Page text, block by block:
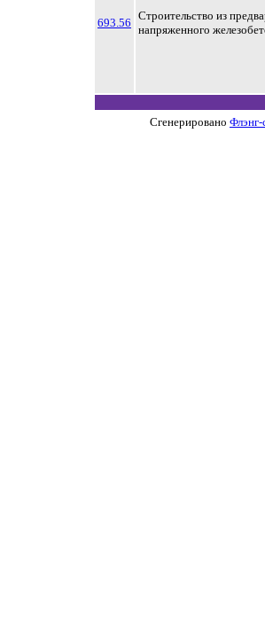
693.56
Строительство из
напряженного
Сгенерировано Флэнг-